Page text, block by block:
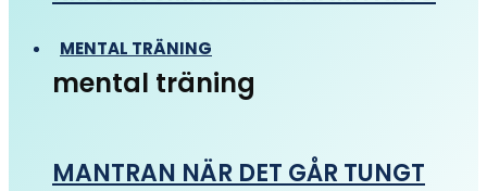
MENTAL TRÄNING
mental träning
MANTRAN NÄR DET GÅR TUNGT